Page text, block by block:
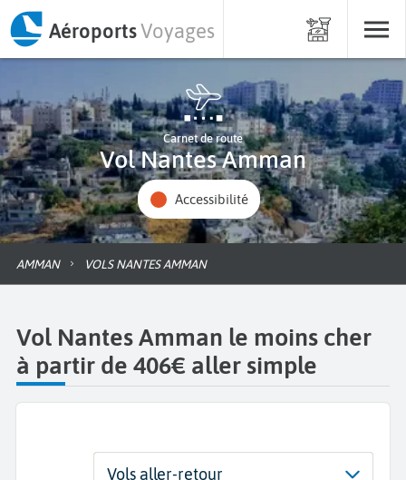
AéroportsVoyages
Carnet de route
Vol Nantes Amman
Accessibilité
AMMAN VOLS NANTES AMMAN
Vol Nantes Amman le moins cher
à partir de 406€ aller simple
Départ
Dates
Voyageurs | Classe
Vols aller-retour